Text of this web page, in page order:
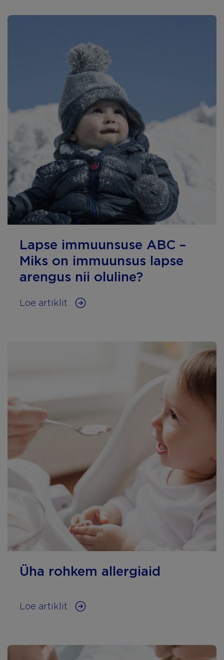
Lapse immuunsuse ABC –
Miks on immuunsus lapse
arengus nii oluline?
Loe artiklit
Üha rohkem allergiaid
Loe artiklit